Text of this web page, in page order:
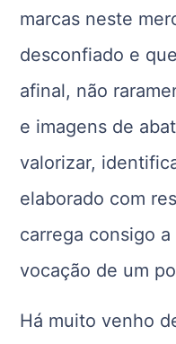
marcas neste
desconfiado e
afinal, não
e imagens de
valorizar,
elaborado com
carrega consigo
vocação de um
Há muito venho